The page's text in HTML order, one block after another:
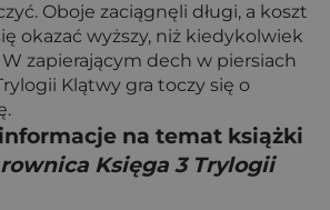
Oboje zaciągnęli długi, a koszt
okazać wyższy, niż kiedykolwiek
zapierającym dech w piersiach
Klątwy gra toczy się o
informacje na temat książki
Księga 3 Trylogii